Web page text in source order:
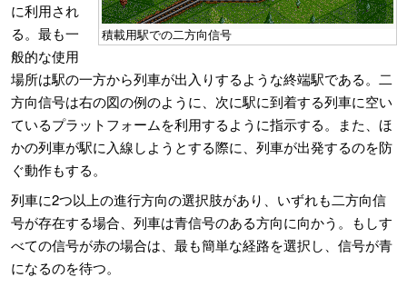
積載用駅での二方向信号
に利用され
る。最も一
般的な使用
場所は駅の一方から列車が出入りするような終端駅である。二
方向信号は右の図の例のように、次に駅に到着する列車に空い
ているプラットフォームを利用するように指示する。また、ほ
かの列車が駅に入線しようとする際に、列車が出発するのを防
ぐ動作もする。
列車に2つ以上の進行方向の選択肢があり、いずれも二方向信
号が存在する場合、列車は青信号のある方向に向かう。もしす
べての信号が赤の場合は、最も簡単な経路を選択し、信号が青
になるのを待つ。